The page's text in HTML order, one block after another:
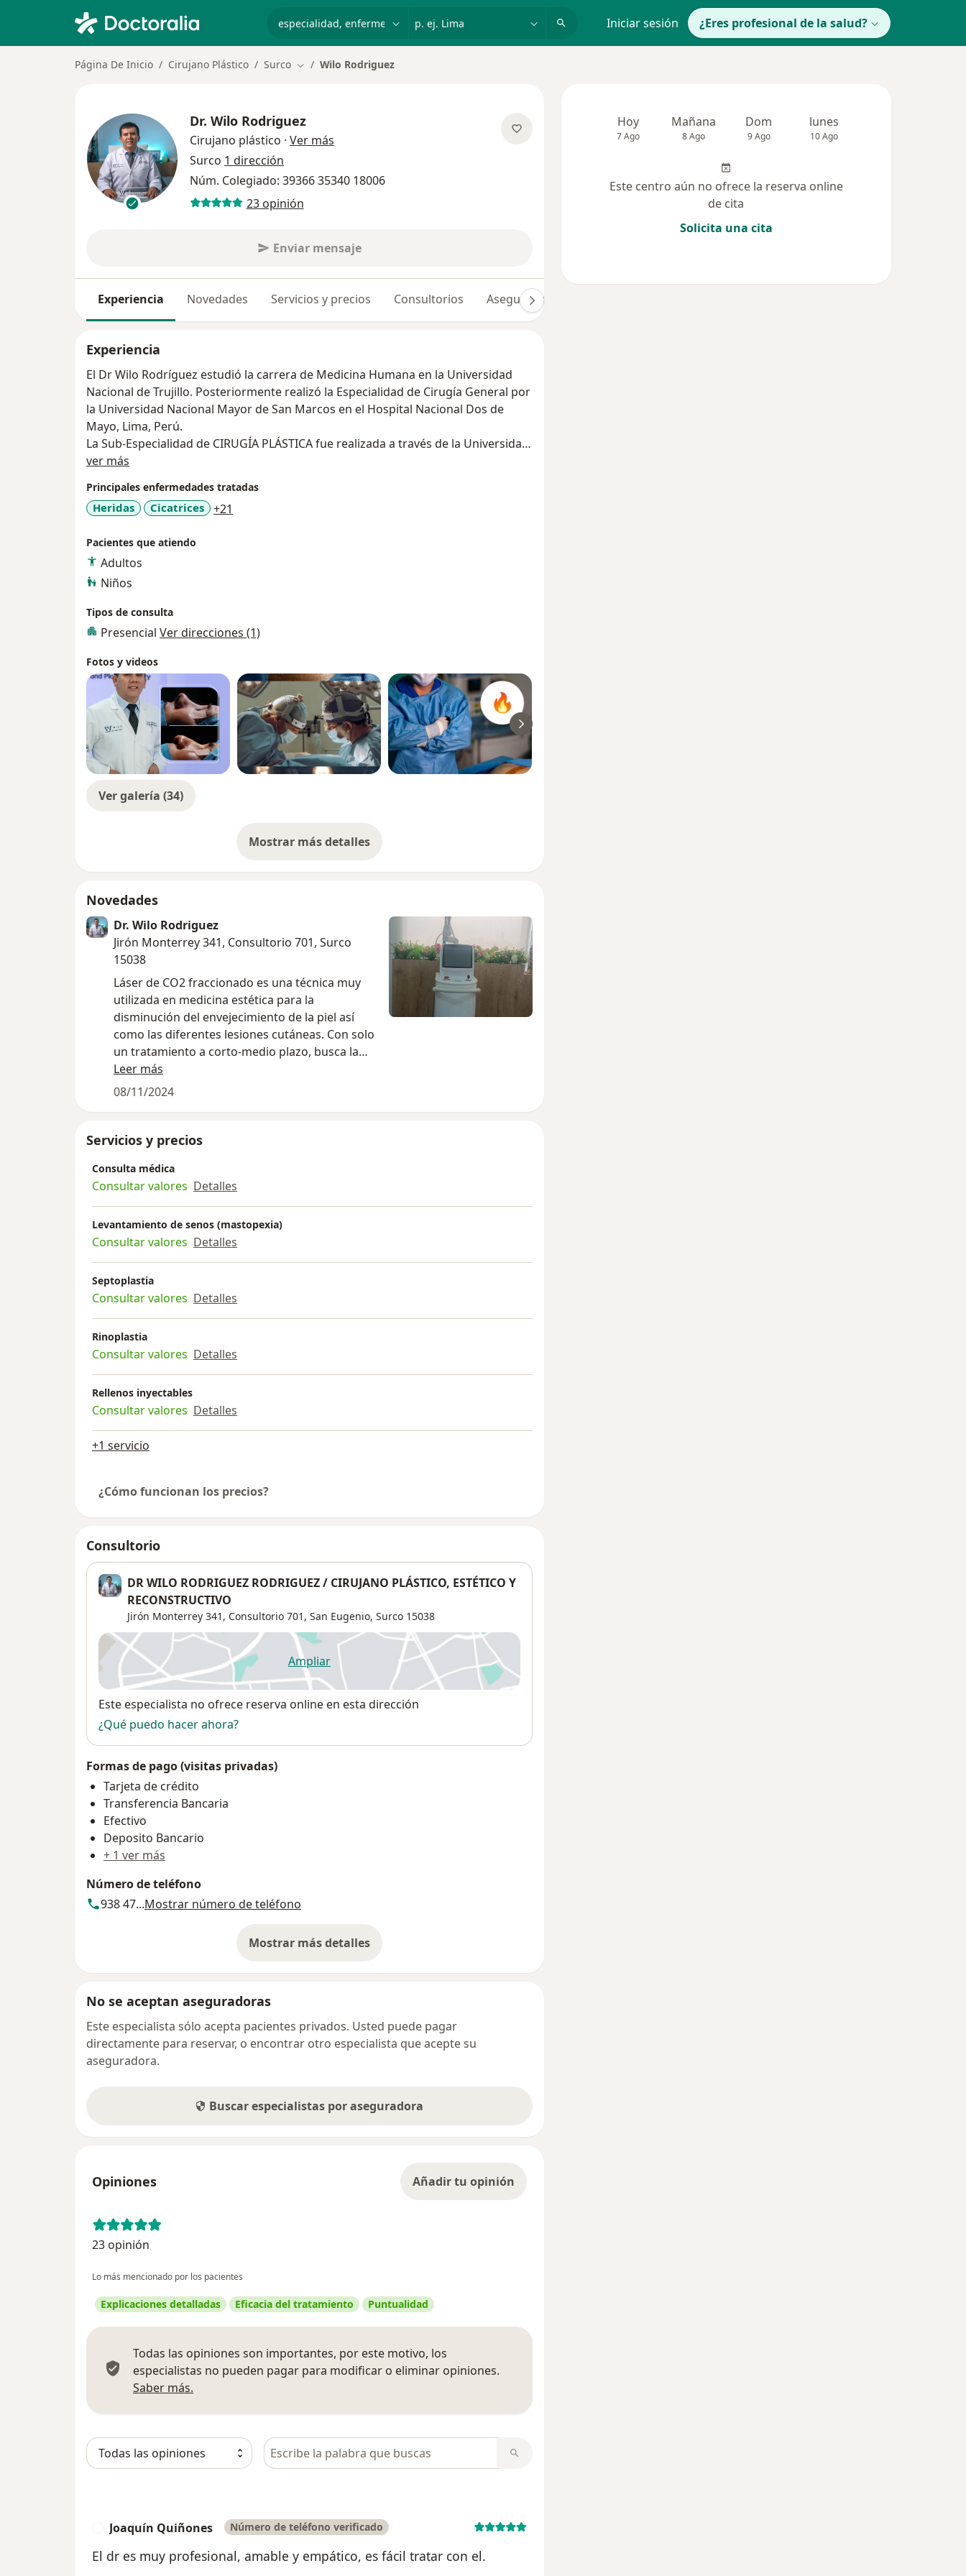
Iniciar sesión ¿Eres profesional de la salud?
Página De Inicio Cirujano Plástico Surco Cambiar de ciudad
Wilo Rodriguez
Dr. Wilo Rodriguez
Cirujano plástico · Ver más
Surco 1 dirección
Núm. Colegiado: 39366 35340 18006
23 opinión
Enviar mensaje
Experiencia Novedades Servicios y precios Consultorios Aseguradoras
Experiencia
El Dr Wilo Rodríguez estudió la carrera de Medicina Humana en la Universidad
Nacional de Trujillo. Posteriormente realizó la Especialidad de Cirugía General por
la Universidad Nacional Mayor de San Marcos en el Hospital Nacional Dos de
Mayo, Lima, Perú.
La Sub-Especialidad de CIRUGÍA PLÁSTICA fue realizada a través de la Universidad
Nacional Federico Villarreal en el Hospital Militar Central de Lima, Perú.
Extranjero. Cuenta con muchos años de experiencia médica-quirúrgica en
Hospitales y clínicas del Perú.
Instituto Nacional de Salud del Niño de San Borja, Lima, Perú
ver más
Principales enfermedades tratadas
Heridas Cicatrices +21
Pacientes que atiendo
Adultos
Niños
Tipos de consulta
Presencial Ver direcciones (1)
Fotos y videos
Ver galería (34)
Mostrar más detalles
sobre la experiencia
Novedades
Dr. Wilo Rodriguez
Jirón Monterrey 341, Consultorio 701, Surco
15038
Láser de CO2 fraccionado es una técnica muy
utilizada en medicina estética para la
disminución del envejecimiento de la piel así
como las diferentes lesiones cutáneas. Con solo
un tratamiento a corto-medio plazo, busca la
eliminación de cualquier tipo de marca en la
piel. Arrugas, cambios de coloración en la piel,
tratadas a través del Láser de CO2.
Leer más
08/11/2024
Servicios y precios
Consulta médica
Consultar valores Detalles
Levantamiento de senos (mastopexia)
Consultar valores Detalles
Septoplastia
Consultar valores Detalles
Rinoplastia
Consultar valores Detalles
Rellenos inyectables
Consultar valores Detalles
+1 servicio
¿Cómo funcionan los precios?
Consultorio
DR WILO RODRIGUEZ RODRIGUEZ / CIRUJANO PLÁSTICO, ESTÉTICO Y
RECONSTRUCTIVO
Jirón Monterrey 341, Consultorio 701, San Eugenio, Surco 15038
Ampliarse abre en una nueva pestaña
Disponibilidad
Este especialista no ofrece reserva online en esta dirección
¿Qué puedo hacer ahora?
Formas de pago (visitas privadas)
Tarjeta de crédito
Transferencia Bancaria
Efectivo
Deposito Bancario
+ 1 ver más
Número de teléfono
938 47...Mostrar número de teléfono
Mostrar más detalles
sobre la dirección
No se aceptan aseguradoras
Este especialista sólo acepta pacientes privados. Usted puede pagar
directamente para reservar, o encontrar otro especialista que acepte su
aseguradora.
Buscar especialistas por aseguradora
Opiniones Añadir tu opinión
23 opinión
Lo más mencionado por los pacientes
Explicaciones detalladas Eficacia del tratamiento Puntualidad
Todas las opiniones son importantes, por este motivo, los
especialistas no pueden pagar para modificar o eliminar opiniones.
Saber más.
Busca en opiniones
Joaquín Quiñones Número de teléfono verificado
El dr es muy profesional, amable y empático, es fácil tratar con el.
Hoy
7 Ago
Mañana
8 Ago
Dom
9 Ago
lunes
10 Ago
Este centro aún no ofrece la reserva online
de cita
Solicita una cita